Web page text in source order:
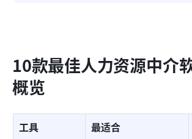
10款最佳人力资源中介
概览
工具 最适合